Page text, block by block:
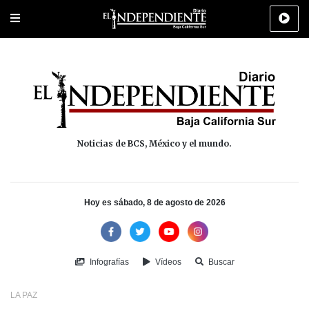
Portada Los Cabos Policiaca Deportes Cultura
Noticias de BCS, México y el mundo.
Hoy es sábado, 8 de agosto de 2026
Infografías Vídeos Buscar
LA PAZ